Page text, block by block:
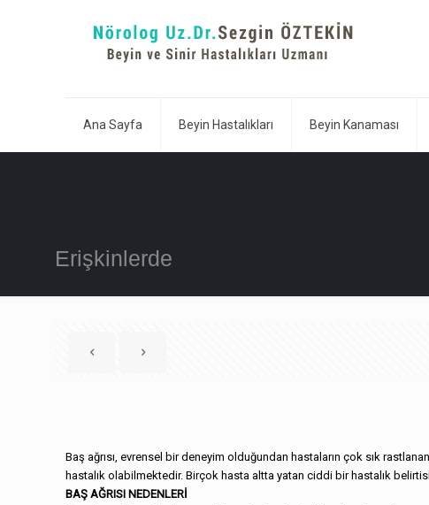
Ana Sayfa Beyin Hastalıkları Beyin Kanaması
Erişkinlerde
Baş ağrısı, evrensel bir deneyim olduğundan hastaların çok sık
hastalık olabilmektedir. Birçok hasta altta yatan ciddi bir hastalık
BAŞ AĞRISI NEDENLERİ